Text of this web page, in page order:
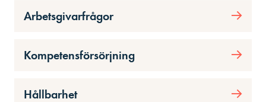
Arbetsgivarfrågor
Kompetensförsörjning
Hållbarhet